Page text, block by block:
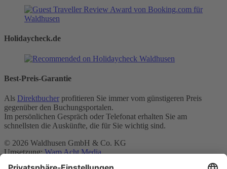
Holidaycheck.de
Best-Preis-Garantie
Als Direktbucher profitieren Sie immer vom günstigeren Preis
gegenüber den Buchungsportalen.
Im persönlichen Gespräch oder Telefonat erhalten Sie am
schnellsten die Auskünfte, die für Sie wichtig sind.
© 2026 Waldhusen GmbH & Co. KG
Umsetzung:Warp Acht Media